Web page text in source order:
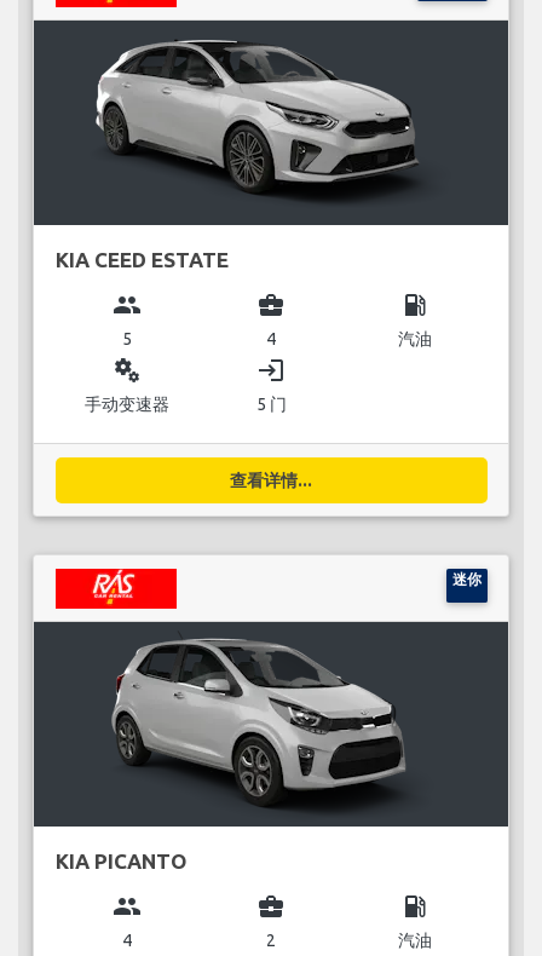
KIA CEED ESTATE
group
5
business_center
4
local_gas_station
汽油
miscellaneous_services
手动变速器
login
5 门
查看详情...
迷你
KIA PICANTO
group
4
business_center
2
local_gas_station
汽油